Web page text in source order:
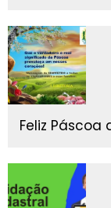
Feliz Páscoa